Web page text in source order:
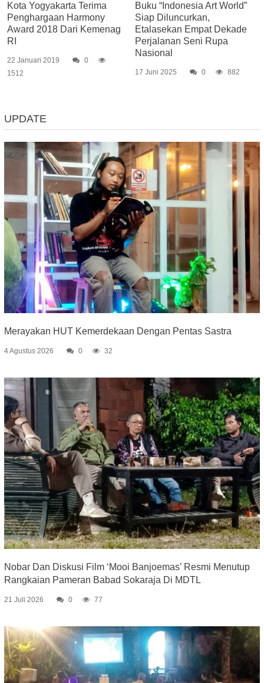
Kota Yogyakarta Terima
Penghargaan Harmony
Award 2018 Dari Kemenag
RI
22 Januari 2019
0
1512
Buku “Indonesia Art World”
Siap Diluncurkan,
Etalasekan Empat Dekade
Perjalanan Seni Rupa
Nasional
17 Juni 2025 0 882
UPDATE
Merayakan HUT Kemerdekaan Dengan Pentas Sastra
4 Agustus 2026 0 32
Nobar Dan Diskusi Film ‘Mooi Banjoemas’ Resmi Menutup
Rangkaian Pameran Babad Sokaraja Di MDTL
21 Juli 2026 0 77